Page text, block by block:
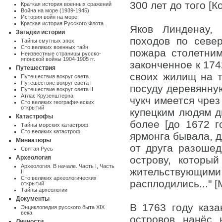
Краткая история военных сражений
Война на море (1939-1945)
История войн на море
Краткая история Русского Флота
Загадки истории
Тайны смутных эпох
Сто великих военных тайн
Неизвестные страницы русско-
японской войны 1904-1905 гг.
Путешествия
Путешествия вокруг света
Путешествие вокруг света I
Путешествие вокруг света II
Атлас Крузенштерна
Cто великих географических
открытий
Катастрофы
Тайны морских катастроф
Сто великих катастроф
Миниатюры
Святая Русь
Археология
Археология. В начале. Часть I Часть
II
Сто великих археологических
открытий
Тайны археологии
Документы
Энциклопедия русского быта XIX
века
300 лет до того
Яков Линденау,
походов по
пожара
законченное к
своих жилищ на
посуду
чукч имеется
купецким людям
более [до 1672
ярмонга бывала,
от друга
острову,
расплодились..."
В 1763 году
островов